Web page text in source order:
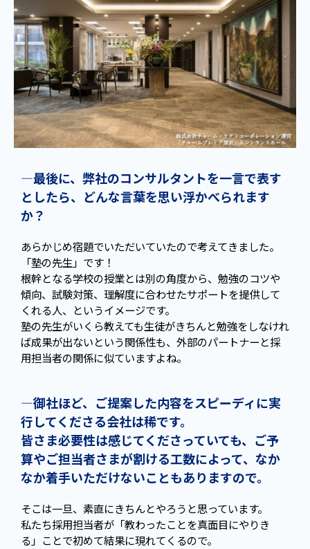
—最後に、弊社のコンサルタントを一言で表す
としたら、どんな言葉を思い浮かべられます
か？
あらかじめ宿題でいただいていたので考えてきました。
「塾の先生」です！
根幹となる学校の授業とは別の角度から、勉強のコツや
傾向、試験対策、理解度に合わせたサポートを提供して
くれる人、というイメージです。
塾の先生がいくら教えても生徒がきちんと勉強をしなけれ
ば成果が出ないという関係性も、外部のパートナーと採
用担当者の関係に似ていますよね。
—御社ほど、ご提案した内容をスピーディに実
行してくださる会社は稀です。
皆さま必要性は感じてくださっていても、ご予
算やご担当者さまが割ける工数によって、なか
なか着手いただけないこともありますので。
そこは一旦、素直にきちんとやろうと思っています。
私たち採用担当者が「教わったことを真面目にやりき
る」ことで初めて結果に現れてくるので。